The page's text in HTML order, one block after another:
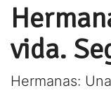
vida.
Hermanas: